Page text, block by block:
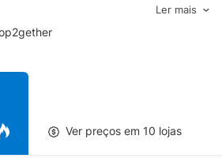
entressola com superfície
emborrachado, acabamento
superior por amarração em
da linha Move To Zero Nike e é
de conteúdo reciclado por peso,
Ler mais
Ver preços em 10 lojas